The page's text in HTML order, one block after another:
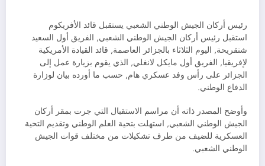
رئيس أركان الجيش الوطني الشعبي يستقبل قائد الأفريكوم
استقبل رئيس أركان الجيش الوطني الشعبي, الفريق أول السعيد
شنقريحة, اليوم الثلاثاء بالجزائر العاصمة, قائد القيادة الأمريكية
لإفريقيا, الفريق أول مايكل لانغلي, الذي يقوم بزيارة عمل إلى
الجزائر على رأس وفد عسكري هام, حسب ما أورده بيان لوزارة
الدفاع الوطني.
وأوضح المصدر ذاته أن مراسم الاستقبال التي جرت بمقر أركان
الجيش الوطني الشعبي, استهلت بتحية العلم الوطني وتقديم التحية
العسكرية للضيف من طرف تشكيلات من مختلف قوات الجيش
الوطني الشعبي.